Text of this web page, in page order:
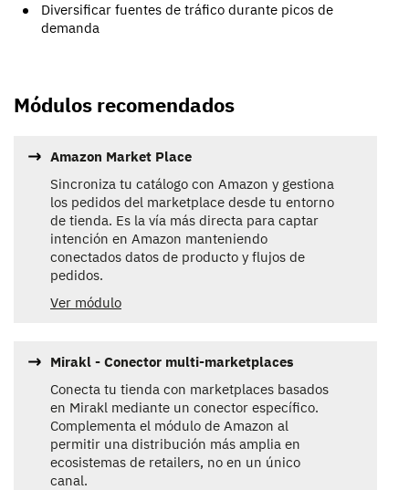
Diversificar fuentes de tráfico durante picos de
demanda
Módulos recomendados
Amazon Market Place
Sincroniza tu catálogo con Amazon y gestiona
los pedidos del marketplace desde tu entorno
de tienda. Es la vía más directa para captar
intención en Amazon manteniendo
conectados datos de producto y flujos de
pedidos.
Ver módulo
Mirakl - Conector multi-marketplaces
Conecta tu tienda con marketplaces basados
en Mirakl mediante un conector específico.
Complementa el módulo de Amazon al
permitir una distribución más amplia en
ecosistemas de retailers, no en un único
canal.